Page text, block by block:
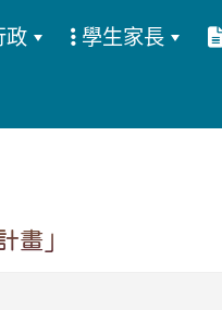
政 學生家長
畫」